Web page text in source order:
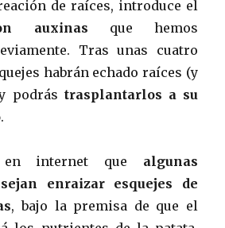
de raíces, introduce el
auxinas que hemos
Tras unas cuatro
habrán echado raíces (y
podrás trasplantarlos a su
.
en internet que algunas
enraizar esquejes de
, bajo la premisa de que el